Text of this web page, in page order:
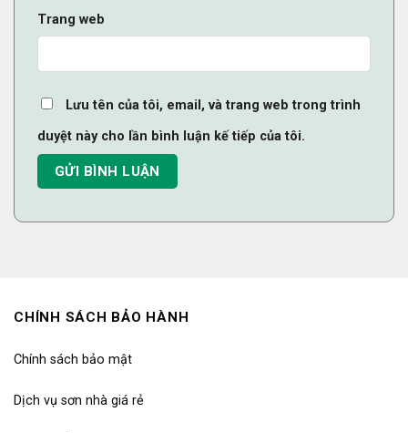
Trang web
Lưu tên của tôi, email, và trang web trong trình
duyệt này cho lần bình luận kế tiếp của tôi.
CHÍNH SÁCH BẢO HÀNH
Chính sách bảo mật
Dịch vụ sơn nhà giá rẻ